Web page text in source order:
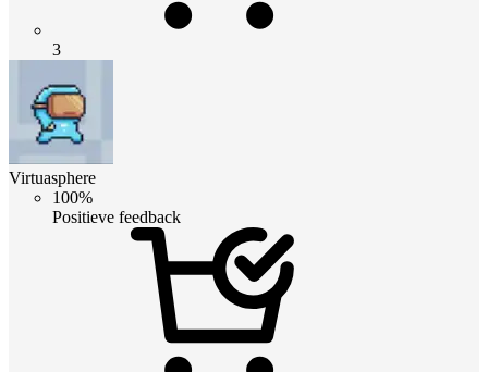
3
Virtuasphere
100%
Positieve feedback